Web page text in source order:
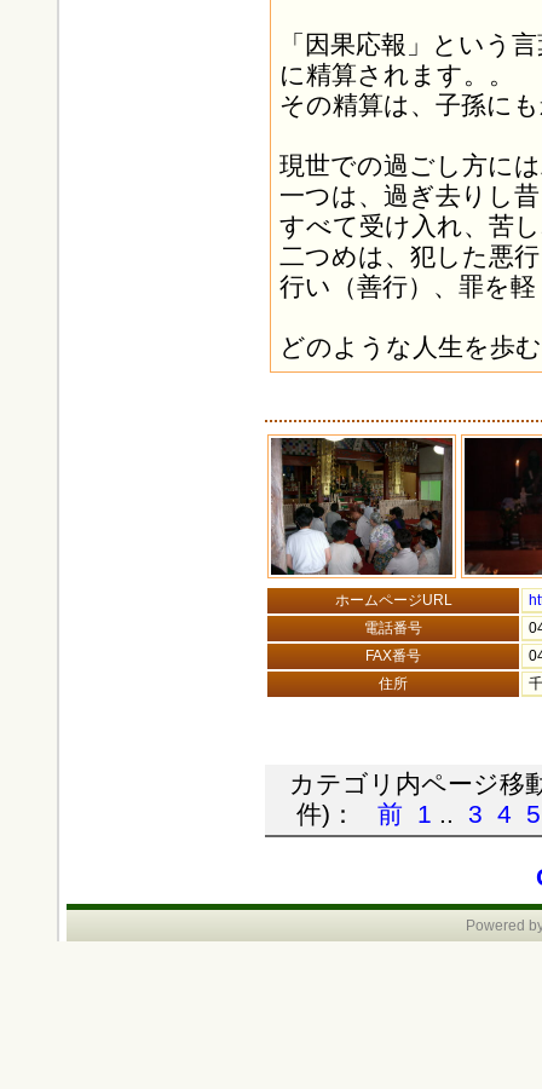
「因果応報」という
に精算されます。。
その精算は、子孫に
現世での過ごし方に
一つは、過ぎ去りし
すべて受け入れ、苦
二つめは、犯した悪
行い（善行）、罪を
どのような人生を歩
ホームページURL
電話番号
FAX番号
住所
カテゴリ内ページ移
件)： 前 1 .. 3 4 5
Powered